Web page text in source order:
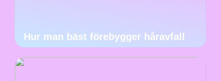
Hur man bäst förebygger håravfall